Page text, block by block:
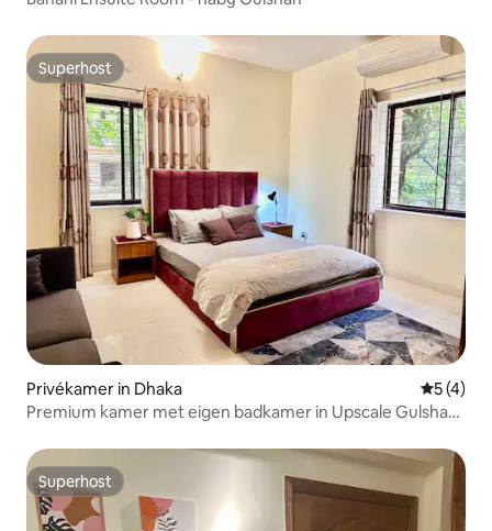
Superhost
Superhost
Privékamer in Dhaka
5 (4)
Premium kamer met eigen badkamer in Upscale Gulshan
Superhost
Superhost